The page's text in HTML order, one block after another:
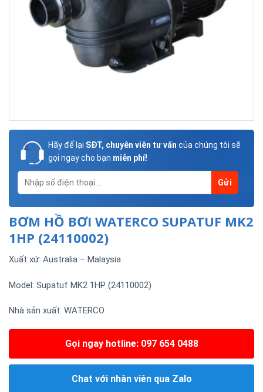
Hãy để lại SĐT, chuyên viên tư vấn của chúng tôi sẽ
gọi ngay cho bạn miễn phí!
BƠM HỒ BƠI WATERCO SUPATUF MK2
1HP (24110002)
Xuất xứ: Australia – Malaysia
Model: Supatuf MK2 1HP (24110002)
Nhà sản xuất: WATERCO
Gọi ngay hotline: 097 654 0488
Chat với nhân viên qua Zalo